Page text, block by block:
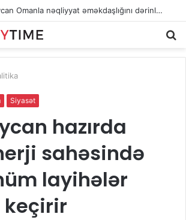
Səfir: Azərbaycan Omanla nəqliyyat əməkdaşlığını dərinləşdirməyə hazırdır
Siyasət
hazırda
sahəsində
layihələr